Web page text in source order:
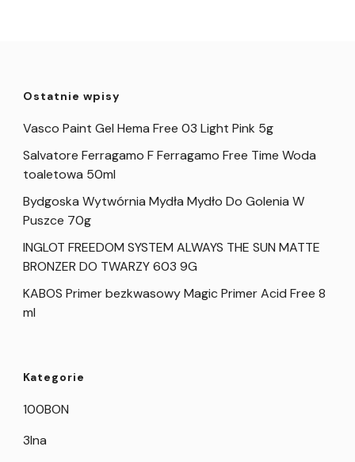
Ostatnie wpisy
Vasco Paint Gel Hema Free 03 Light Pink 5g
Salvatore Ferragamo F Ferragamo Free Time Woda
toaletowa 50ml
Bydgoska Wytwórnia Mydła Mydło Do Golenia W
Puszce 70g
INGLOT FREEDOM SYSTEM ALWAYS THE SUN MATTE
BRONZER DO TWARZY 603 9G
KABOS Primer bezkwasowy Magic Primer Acid Free 8
ml
Kategorie
100BON
3Ina